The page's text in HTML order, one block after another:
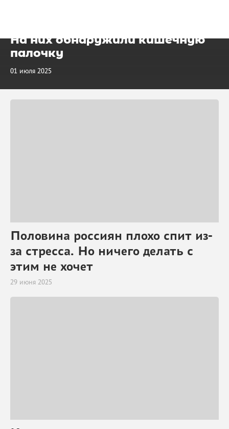
На них обнаружили кишечную
палочку
01 июля 2025
Половина россиян плохо спит из-
за стресса. Но ничего делать с
этим не хочет
29 июня 2025